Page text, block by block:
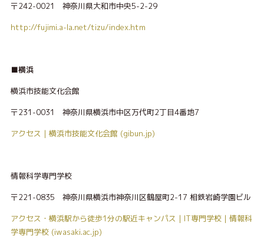
〒242-0021 神奈川県大和市中央5-2-29
http://fujimi.a-la.net/tizu/index.htm
■横浜
横浜市技能文化会館
〒231-0031 神奈川県横浜市中区万代町2丁目4番地7
アクセス | 横浜市技能文化会館 (gibun.jp)
情報科学専門学校
〒221-0835 神奈川県横浜市神奈川区鶴屋町2-17 相鉄岩崎学園ビル
アクセス・横浜駅から徒歩1分の駅近キャンパス | IT専門学校 | 情報科
学専門学校 (iwasaki.ac.jp)